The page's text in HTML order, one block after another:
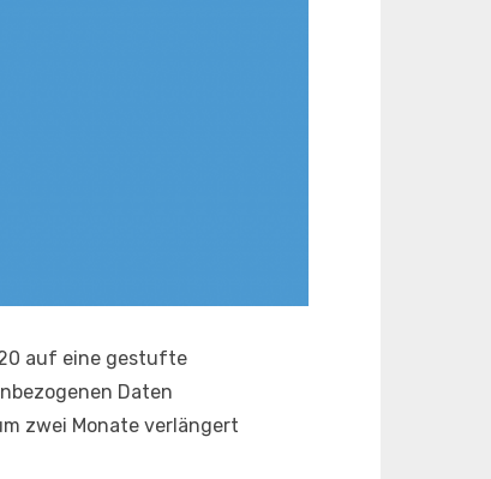
auf eine gestufte
Daten
zwei Monate verlängert